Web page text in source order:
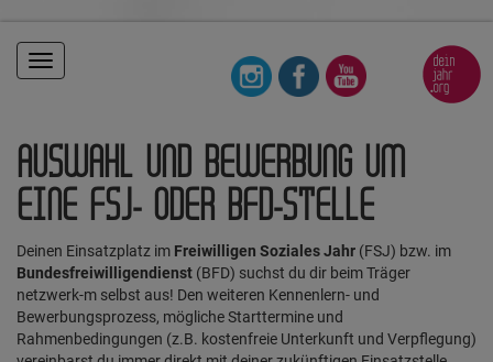
Toggle
navigation
AUSWAHL UND BEWERBUNG UM
EINE FSJ- ODER BFD-STELLE
Deinen Einsatzplatz im Freiwilligen Soziales Jahr (FSJ) bzw. im
Bundesfreiwilligendienst (BFD) suchst du dir beim Träger
netzwerk-m selbst aus! Den weiteren Kennenlern- und
Bewerbungsprozess, mögliche Starttermine und
Rahmenbedingungen (z.B. kostenfreie Unterkunft und Verpflegung)